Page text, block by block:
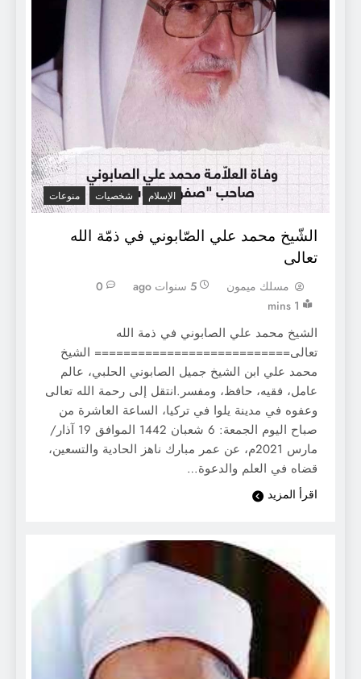
الإسلام شخصيات منوعات
الشّيخ محمد علي الصّابوني في ذمّة الله
تعالى
مسلك ميمون 5 سنوات ago
0
1 mins
الشيخ محمد علي الصابوني في ذمة الله
تعالى=========================== الشيخ
محمد علي ابن الشيخ جميل الصابوني الحلبي، عالم
عامل، فقيه، حافظ، ومفسر.انتقل إلى رحمة الله تعالى
وعفوه في مدينة يلوا في تركيا، الساعة العاشرة من
صباح اليوم الجمعة: 6 شعبان 1442 الموافق 19 آذار/
مارس 2021م، عن عمر مبارك ناهز الحادية والتسعين،
قضاه في العلم والدعوة…
اقرأ المزيد